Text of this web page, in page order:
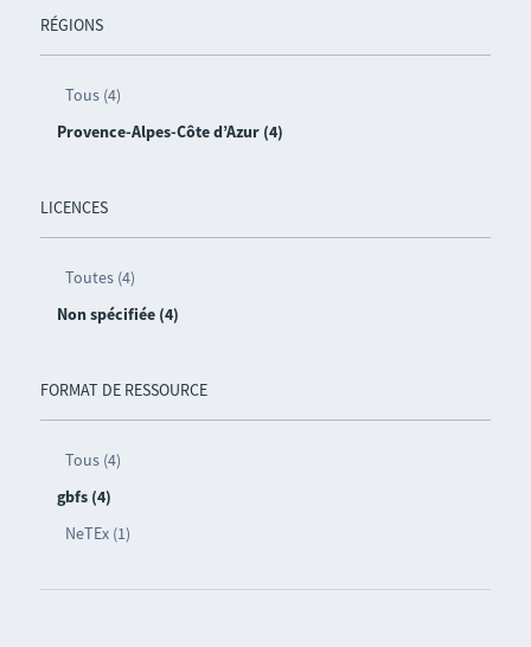
RÉGIONS
Tous (4)
Provence-Alpes-Côte d’Azur (4)
LICENCES
Toutes (4)
Non spécifiée (4)
FORMAT DE RESSOURCE
Tous (4)
gbfs (4)
NeTEx (1)